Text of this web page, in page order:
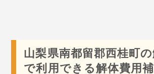
山梨県南都留郡西桂町
で利用できる解体費用